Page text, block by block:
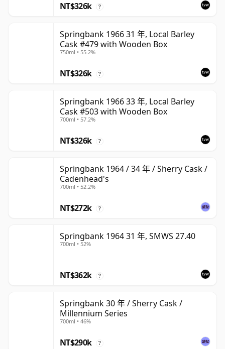
NT$326k ?
Springbank 1966 31 年, Local Barley
Cask #479 with Wooden Box
750ml • 55.2%
NT$326k ?
Springbank 1966 33 年, Local Barley
Cask #503 with Wooden Box
700ml • 57.2%
NT$326k ?
Springbank 1964 / 34 年 / Sherry Cask /
Cadenhead's
700ml • 52.2%
NT$272k ?
Springbank 1964 31 年, SMWS 27.40
700ml • 52%
NT$362k ?
Springbank 30 年 / Sherry Cask /
Millennium Series
700ml • 46%
NT$290k ?